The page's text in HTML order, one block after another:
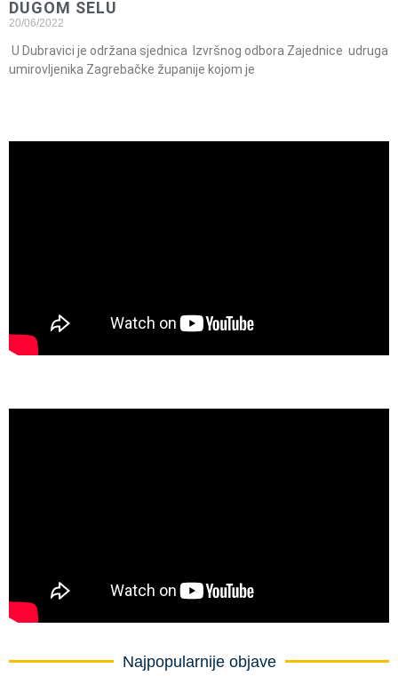
DUGOM SELU
20/06/2022
U Dubravici je održana sjednica Izvršnog odbora Zajednice udruga
umirovljenika Zagrebačke županije kojom je
Najpopularnije objave